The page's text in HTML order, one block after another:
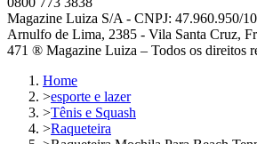
Magazine Luiza S/A - CNPJ: 47.960.950/
Arnulfo de Lima, 2385 - Vila Santa Cruz,
471 ® Magazine Luiza – Todos os direitos
Home
>esporte e lazer
>Tênis e Squash
>Raqueteira